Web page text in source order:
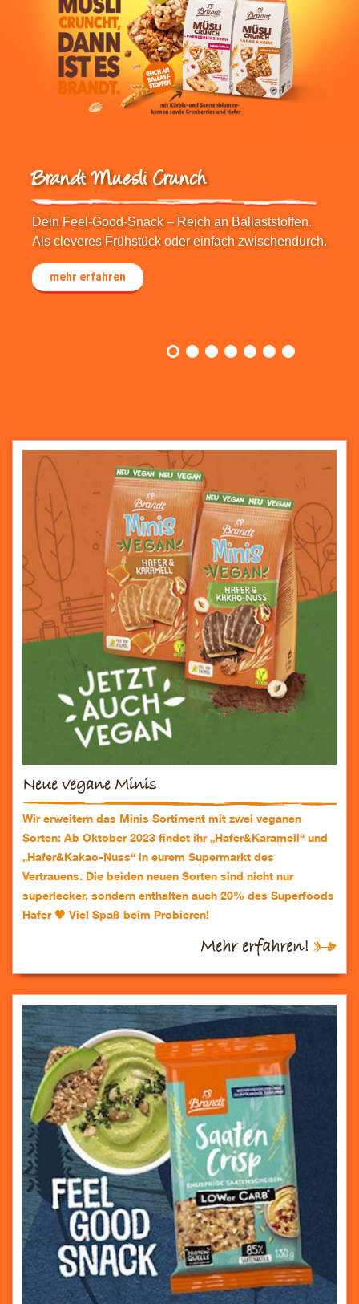
Brandt Protein Crunch
Protein mit dem Brandt-typischen
In 2 leckeren Sorten. So macht Protein Spaß.
mehr erfahren
Neue vegane Minis
Wir erweitern das Minis Sortiment mit zwei veganen
Sorten: Ab Oktober 2023 findet ihr „Hafer&Karamell“ und
„Hafer&Kakao-Nuss“ in eurem Supermarkt des
Vertrauens. Die beiden neuen Sorten sind nicht nur
superlecker, sondern enthalten auch 20% des Superfoods
Hafer 🧡 Viel Spaß beim Probieren!
Mehr erfahren!